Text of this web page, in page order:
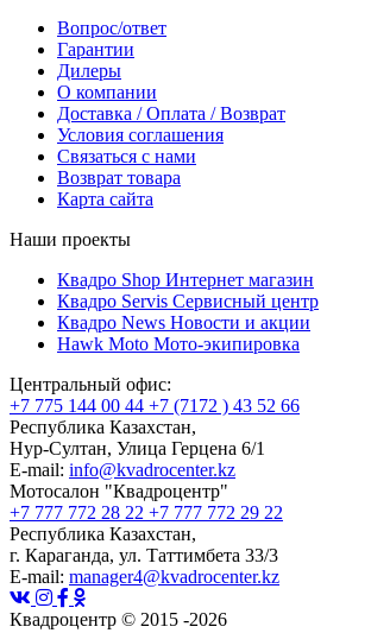
Вопрос/ответ
Гарантии
Дилеры
О компании
Доставка / Оплата / Возврат
Условия соглашения
Связаться с нами
Возврат товара
Карта сайта
Наши проекты
Квадро Shop Интернет магазин
Квадро Servis Сервисный центр
Квадро News Новости и акции
Hawk Moto Мото-экипировка
Центральный офис:
+7 775 144 00 44 +7 (7172 ) 43 52 66
Республика Казахстан,
Нур-Султан, Улица Герцена 6/1
E-mail: info@kvadrocenter.kz
Мотосалон "Квадроцентр"
+7 777 772 28 22 +7 777 772 29 22
Республика Казахстан,
г. Караганда, ул. Таттимбета 33/3
E-mail: manager4@kvadrocenter.kz
Квадроцентр © 2015 -2026